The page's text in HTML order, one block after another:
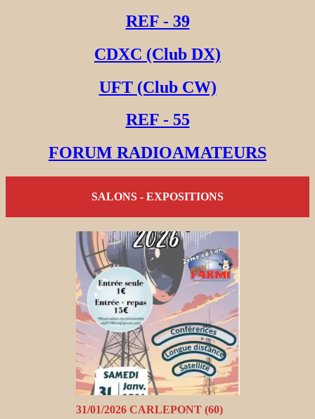
REF - 39
CDXC (Club DX)
UFT (Club CW)
REF - 55
FORUM RADIOAMATEURS
SALONS - EXPOSITIONS
31/01/2026 CARLEPONT (60)